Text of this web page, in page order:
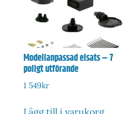
Modellanpassad elsats – 7
poligt utförande
1 549kr
Lägg till i varukorg